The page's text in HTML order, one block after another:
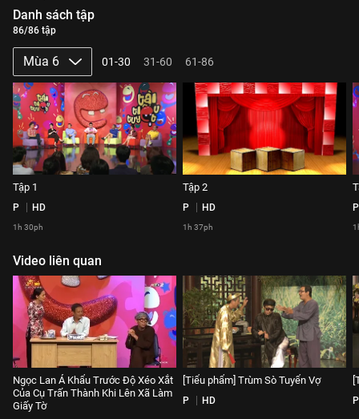
Danh sách tập
86/86 tập
Mùa 6 01-30 31-60 61-86
Tập 1
P HD
1h 30ph
Tập 2
P HD
1h 37ph
P
Video liên quan
Ngọc Lan Á Khẩu Trước Độ Xéo Xắt
Của Cụ Trấn Thành Khi Lên Xã Làm
Giấy Tờ
[Tiểu phẩm] Trùm Sò Tuyển Vợ
P HD P